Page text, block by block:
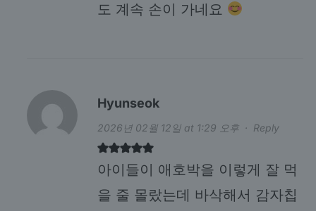
도 계속 손이 가네요
Hyunseok
2026년 02월 12일 at 1:29 오후· Reply
아이들이 애호박을 이렇게 잘 먹
을 줄 몰랐는데 바삭해서 감자칩